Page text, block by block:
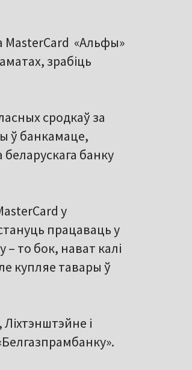
MasterCard «Альфы»
зрабіць
сродкаў за
ў банкамаце,
банку
у
працаваць у
– то бок, нават калі
купляе тавары ў
і